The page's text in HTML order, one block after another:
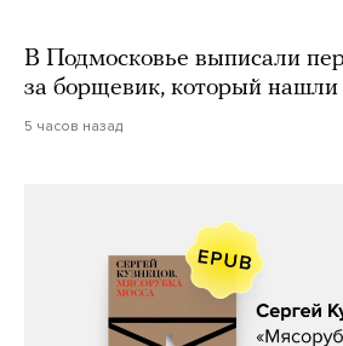
В Подмосковье выписали
за борщевик, который
5 часов назад